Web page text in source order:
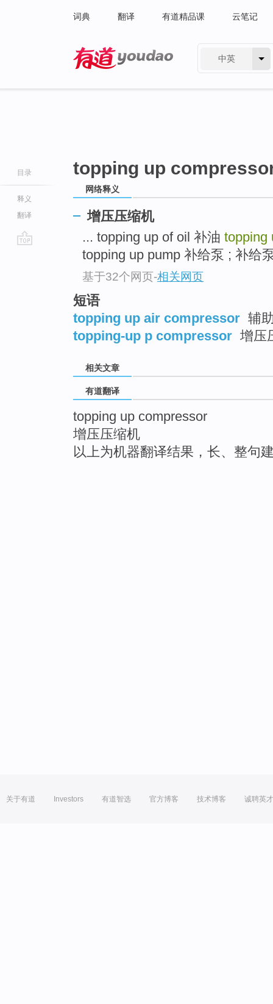
词典 翻译 有道精品课 云笔记
中英
目录
释义
翻译
topping up
网络释义
增压压缩机
... topping up of oil 补油 topping
topping up pump 补给泵 ; 补给
基于32个网页-相关网页
短语
topping up air compressor 辅
topping-up p compressor 增压
相关文章
有道翻译
topping up compressor
增压压缩机
以上为机器翻译结果，长、整句
关于有道 Investors 有道智选 官方博客 技术博客 诚聘英才